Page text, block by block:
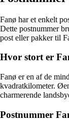
Fanø har et enkelt
Dette postnummer
post eller pakker til
Hvor stort er
Fanø er en af ​​de
kvadratkilometer.
charmerende
Postnummer